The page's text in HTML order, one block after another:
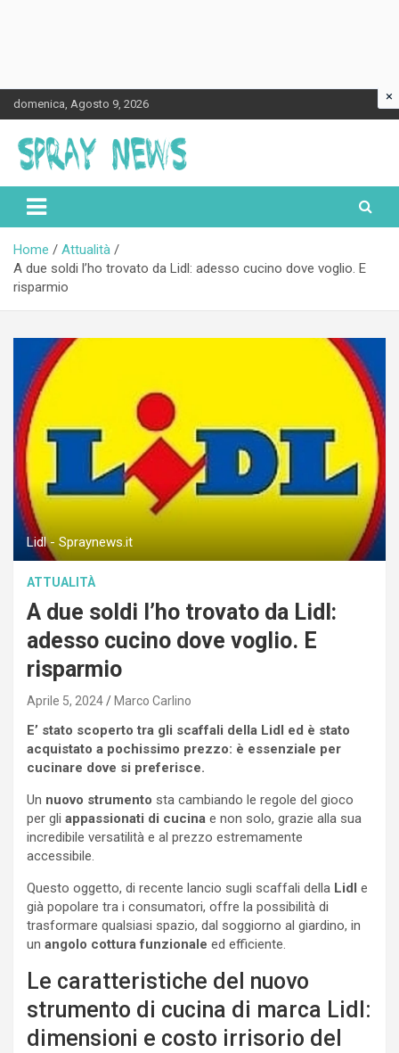
Skip
to
content
domenica, Agosto 9, 2026
Spraynews.it
Home
Attualità
A due soldi l’ho trovato da Lidl: adesso cucino dove voglio. E
risparmio
Lidl - Spraynews.it
ATTUALITÀ
A due soldi l’ho trovato da Lidl:
adesso cucino dove voglio. E
risparmio
Aprile 5, 2024 Marco Carlino
E’ stato scoperto tra gli scaffali della Lidl ed è stato
acquistato a pochissimo prezzo: è essenziale per
cucinare dove si preferisce.
Un nuovo strumento sta cambiando le regole del gioco
per gli appassionati di cucina e non solo, grazie alla sua
incredibile versatilità e al prezzo estremamente
accessibile.
Questo oggetto, di recente lancio sugli scaffali della Lidl e
già popolare tra i consumatori, offre la possibilità di
trasformare qualsiasi spazio, dal soggiorno al giardino, in
un angolo cottura funzionale ed efficiente.
Le caratteristiche del nuovo
strumento di cucina di marca Lidl:
dimensioni e costo irrisorio del
×